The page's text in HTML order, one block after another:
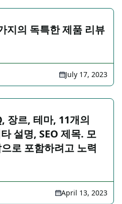
지의 독특한 제품 리뷰
July 17, 2023
장르, 테마, 11개의
설명, SEO 제목. 모
로 포함하려고 노력
April 13, 2023